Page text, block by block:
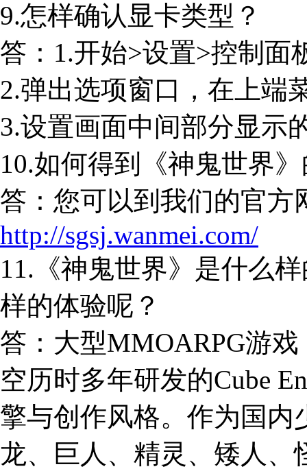
9.怎样确认显卡类型？
答：1.开始>设置>控制面
2.弹出选项窗口，在上端
3.设置画面中间部分显示
10.如何得到《神鬼世界
答：您可以到我们的官方
http://sgsj.wanmei.com/
11.《神鬼世界》是什么
样的体验呢？
答：大型MMOARPG游
空历时多年研发的Cube
擎与创作风格。作为国内
龙、巨人、精灵、矮人、